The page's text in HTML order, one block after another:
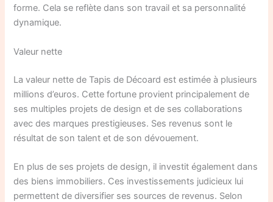
forme. Cela se reflète dans son travail et sa personnalité
dynamique.
Valeur nette
La valeur nette de Tapis de Décoard est estimée à plusieurs
millions d’euros. Cette fortune provient principalement de
ses multiples projets de design et de ses collaborations
avec des marques prestigieuses. Ses revenus sont le
résultat de son talent et de son dévouement.
En plus de ses projets de design, il investit également dans
des biens immobiliers. Ces investissements judicieux lui
permettent de diversifier ses sources de revenus. Selon